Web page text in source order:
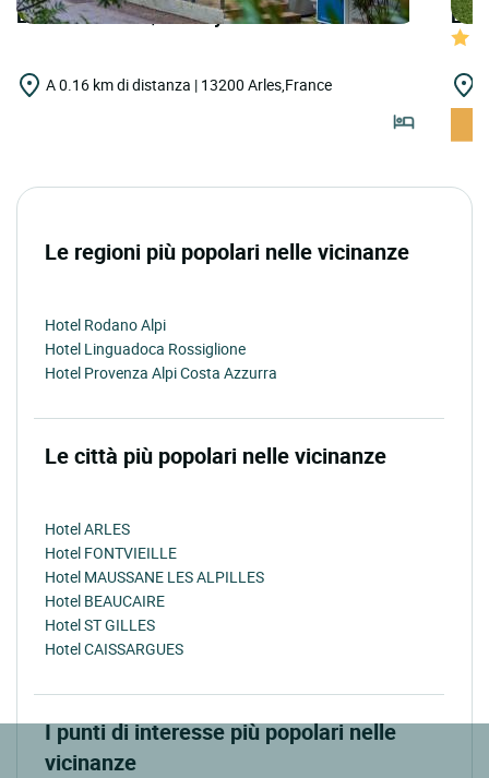
LOGIS HOTELS | Noemys Arles
A 0.16 km di distanza | 13200 Arles,France
Le regioni più popolari nelle vicinanze
Hotel Rodano Alpi
Hotel Linguadoca Rossiglione
Hotel Provenza Alpi Costa Azzurra
Le città più popolari nelle vicinanze
Hotel ARLES
Hotel FONTVIEILLE
Hotel MAUSSANE LES ALPILLES
Hotel BEAUCAIRE
Hotel ST GILLES
Hotel CAISSARGUES
I punti di interesse più popolari nelle
vicinanze